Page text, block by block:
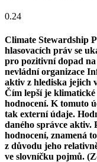
0.24
Climate Stewardship
hlasovacích práv se
pro pozitivní dopad
nevládní organizace
aktiv z hlediska jejich
Čím lepší je
hodnocení. K tomuto
tak externí údaje.
daného správce aktiv.
hodnocení, znamená
z důvodu jeho
ve slovníčku pojmů.